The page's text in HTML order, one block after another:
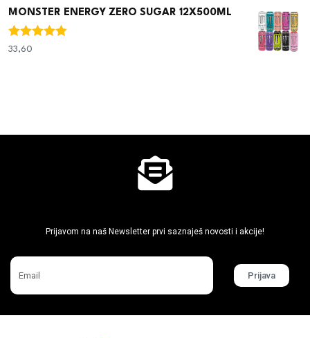
MONSTER ENERGY ZERO SUGAR 12X500ML
Ocjenjeno
33,60
Prijavom na naš Newsletter prvi saznaješ novosti i akcije!
Prijava